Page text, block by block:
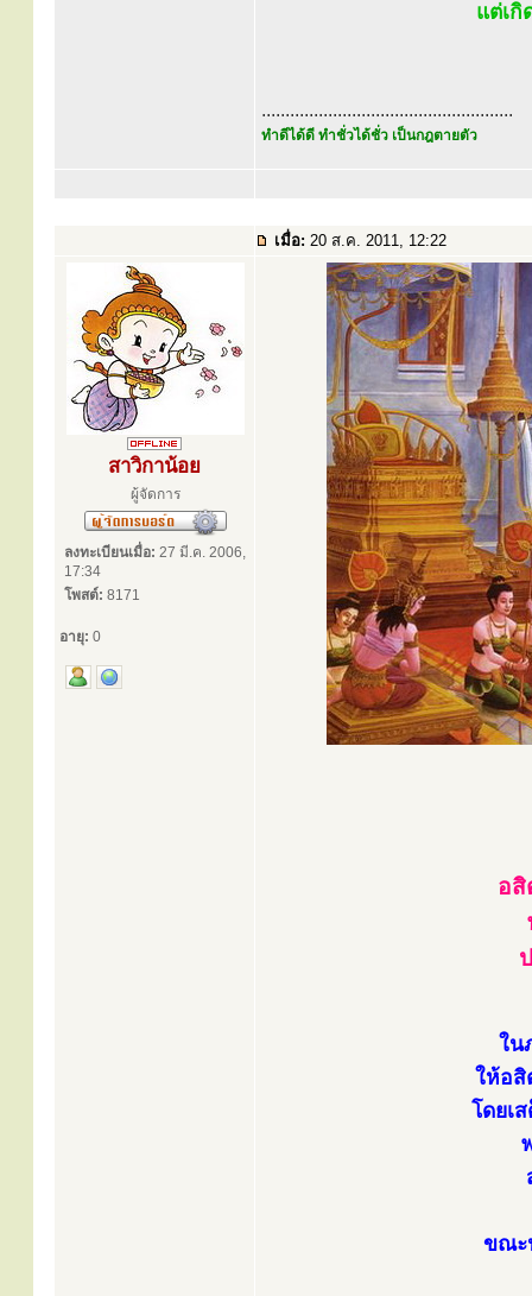
แต่เ
.....................................................
ทำดีได้ดี ทำชั่วได้ชั่ว เป็นกฎตายตัว
เมื่อ: 20 ส.ค. 2011, 12:22
สาวิกาน้อย
ผู้จัดการ
ลงทะเบียนเมื่อ: 27 มี.ค. 2006,
17:34
โพสต์: 8171
อายุ: 0
อสิ
ใน
ให้อสิ
โดยเ
ขณะ